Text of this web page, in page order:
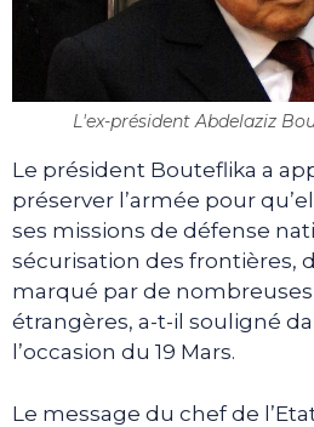
L'ex-président Abdelaziz
Le président Bouteflika a
préserver l’armée pour
ses missions de défense
sécurisation des frontières,
marqué par de
étrangères, a-t-il souligné
l’occasion du 19 Mars.
Le message du chef de